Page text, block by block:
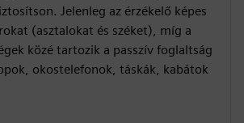
Jelenleg az érzékelő képes
(asztalokat és széket), míg a
közé tartozik a passzív foglaltság
okostelefonok, táskák, kabátok